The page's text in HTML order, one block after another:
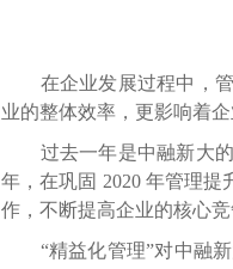
在企业发展过程中，管
业的整体效率，更影响着企
过去一年是中融新大的“
年，在巩固 2020 年管理
作，不断提高企业的核心
“精益化管理”对中融新